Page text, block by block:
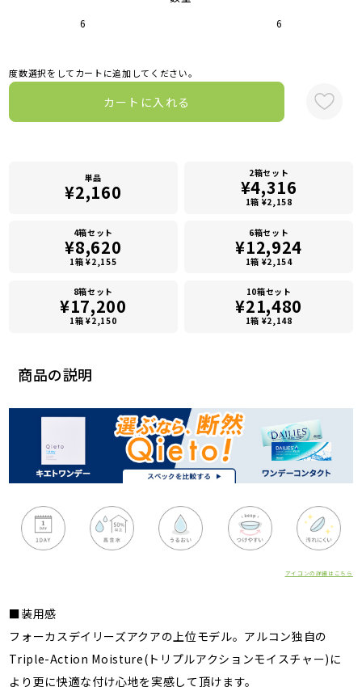
商品の説明
アイコンの詳細はこちら
■装用感
フォーカスデイリーズアクアの上位モデル。アルコン独自の
Triple-Action Moisture(トリプルアクションモイスチャー)に
より更に快適な付け心地を実感して頂けます。
6 6
度数選択をしてカートに追加してください。
カートに入れる
単品
¥2,160
2箱セット
¥4,316
1箱 ¥2,158
4箱セット
¥8,620
1箱 ¥2,155
6箱セット
¥12,924
1箱 ¥2,154
8箱セット
¥17,200
1箱 ¥2,150
10箱セット
¥21,480
1箱 ¥2,148